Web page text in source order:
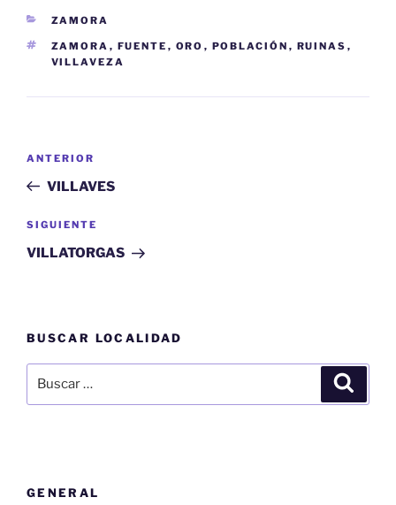
CATEGORÍAS
ZAMORA
ETIQUETAS
ZAMORA , FUENTE , ORO , POBLACIÓN , RUINAS ,
VILLAVEZA
entradas
Entrada
anterior:
ANTERIOR
VILLAVES
Siguiente
entrada
SIGUIENTE
VILLATORGAS
BUSCAR LOCALIDAD
por:
GENERAL